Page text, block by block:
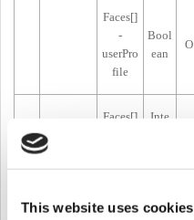
This website uses cookies
Faces[]
-
userPro
file
Bool
ean
O
Faces[]
Inte
Card_t
strin